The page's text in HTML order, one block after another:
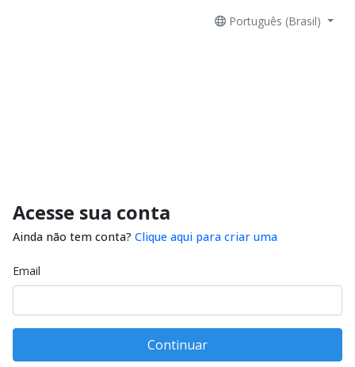
Português (Brasil)
Acesse sua conta
Ainda não tem conta? Clique aqui para criar uma
Email
Continuar